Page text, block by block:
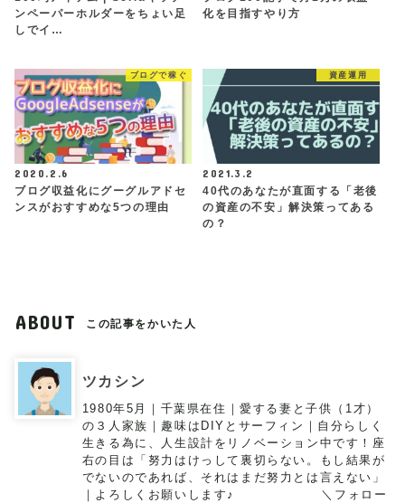
ンペーパーホルダーをちょい足
しでイ…
化を目指すやり方
ブログで稼ぐ
2020.2.6
ブログ収益化にグーグルアドセ
ンスがおすすめな5つの理由
資産運用
2021.3.2
40代のあなたが直面する「老後
の資産の不安」解決策ってある
の？
ABOUT この記事をかいた人
ツカシン
1980年5月｜千葉県在住｜愛する妻と子供（1才）
の３人家族｜趣味はDIYとサーフィン｜自分らしく
生きる為に、人生設計をリノベーション中です！座
右の目は「努力はけっして裏切らない。もし結果が
でないのであれば、それはまだ努力とは言えない」
｜よろしくお願いします♪ ＼フォロー